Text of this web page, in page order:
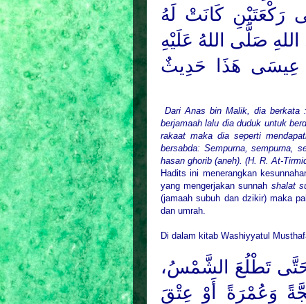
رَكْعَتَيْنِ كَانَتْ لَهُ
صَلَّى اللهُ عَلَيْهِ
عِيسَى هَذَا حَدِيثٌ
Dari Anas bin Malik, dia berkata
berjamaah lalu dia duduk untuk
rakaat maka dia seperti
bersabda: Sempurna, sempurna,
hasan ghorib (aneh). (H. R. At-
Hadits ini menerangkan
yang mengerjakan sunnah shalat
(jamaah subuh dan dzikir) maka
dan umrah.
Di dalam kitab Washiyyatul
تَطْلُعَ الشَّمْسُ،
وَعُمْرَةً أَوْ عِتْقَ